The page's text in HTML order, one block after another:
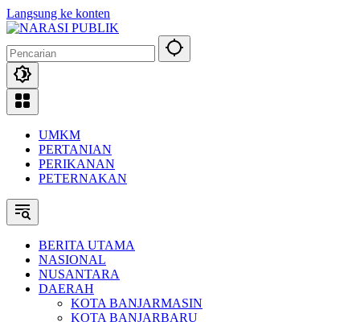
Langsung ke konten
UMKM
PERTANIAN
PERIKANAN
PETERNAKAN
BERITA UTAMA
NASIONAL
NUSANTARA
DAERAH
KOTA BANJARMASIN
KOTA BANJARBARU